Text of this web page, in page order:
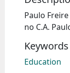
Paulo
no C.A.
Keywords
Education